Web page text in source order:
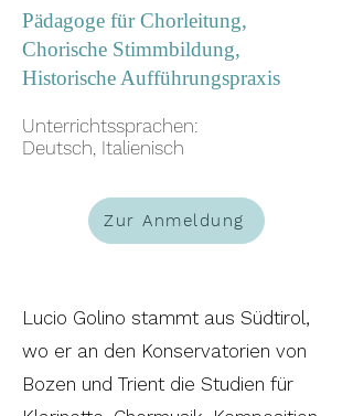
Pädagoge für Chorleitung,
Chorische Stimmbildung,
Historische Aufführungspraxis
Unterrichtssprachen:
Deutsch, Italienisch
Zur Anmeldung
Lucio Golino stammt aus Südtirol,
wo er an den Konservatorien von
Bozen und Trient die Studien für